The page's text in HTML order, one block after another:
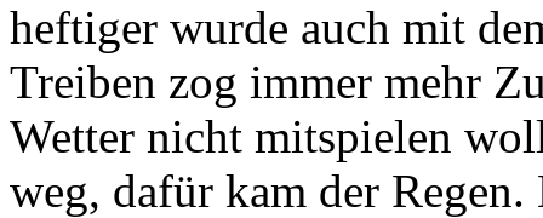
heftiger wurde auch mit
Treiben zog immer mehr
Wetter nicht mitspielen
weg, dafür kam der